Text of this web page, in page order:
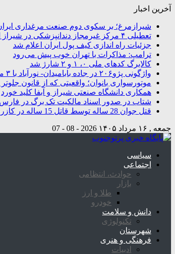
آخرین اخبار
شیرازمرغ؛ بر سکوی دوم صنعت مرغداری
تعطیلی ۴ مرکز غیرمجاز دندانپزشکی در شیراز از ابتدای مردادماه تاکنون
جزئیات راه اندازی کیف پول ایران اعلام شد
ترامپ: مذاکرات با تهران خوب پیش می‌رود
کالابرگ کدهای ملی ۰، ۱ و ۲ شارژ شد
واژگونی پژو۲۰۶ در جاده بابامیدان- نورآباد با ۳ مصدوم
موتورسواری بانوان؛ واقعیتی که از قانون
همکاری دانشگاه صنعتی شیراز و آبفا کلید خورد
شتاب در صدور اسناد مالکیت تک برگ در فارس
قتل جوان 28 ساله توسط قاتل 15 ساله در کازرون
جمعه , ۱۶ مرداد ۱۴۰۵ 2026 - 08 - 07
سیاسی
اجتماعی
حوادث، انتظامی
بازار
طلا و ارز
خودرو
دانش و سلامت
تکنولوژی
شهرستان
فرهنگی و هنری
ادبیات